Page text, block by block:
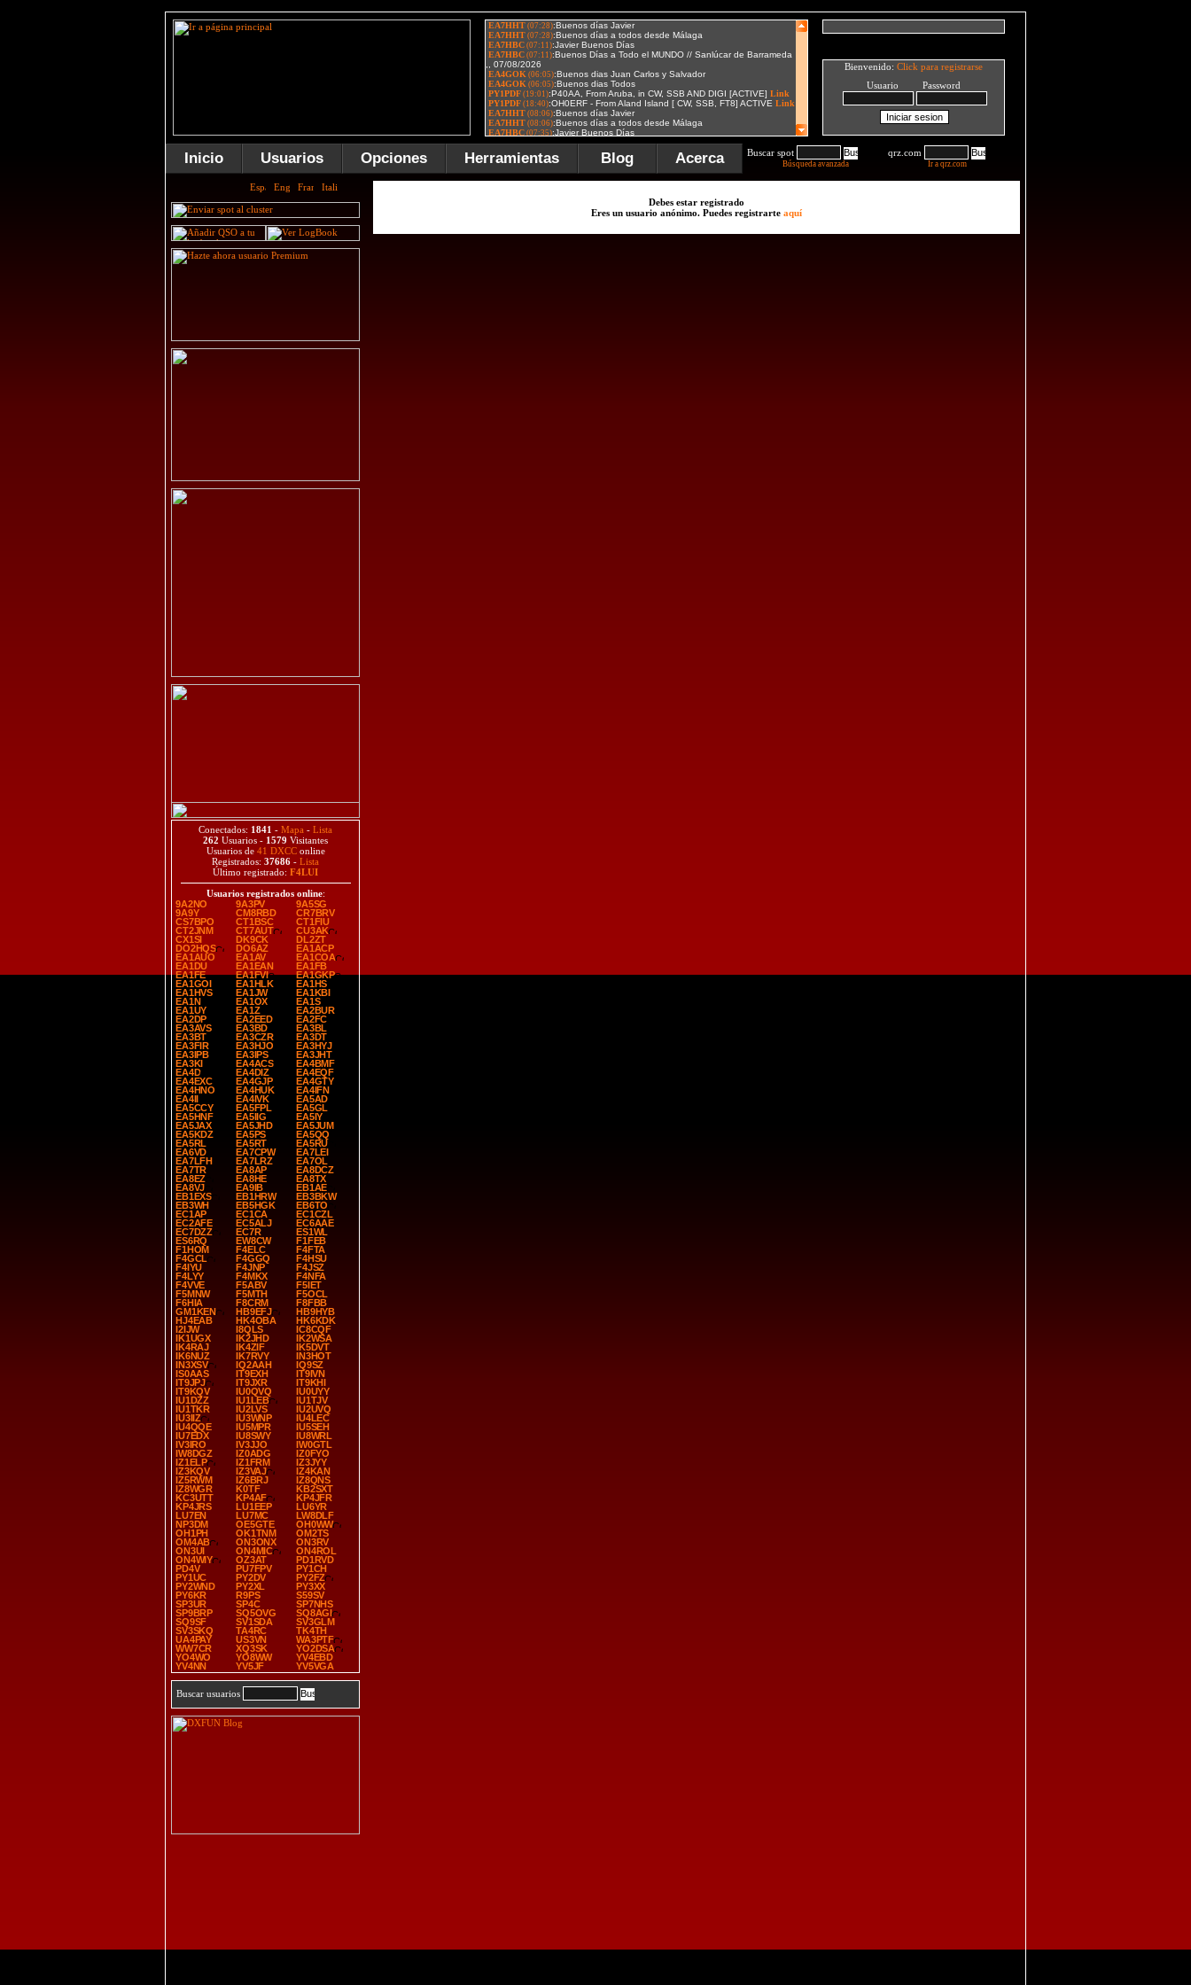
Bienvenido: Click para registrarse
Usuario Password
Inicio Usuarios Opciones Herramientas Blog Acerca Buscar spot
Búsqueda avanzada
qrz.com
Ir a qrz.com
Conectados: 1841 - Mapa - Lista
262 Usuarios - 1579 Visitantes
Usuarios de 41 DXCConline
Registrados: 37686 - Lista
Último registrado: F4LUI
Usuarios registrados online:
9A2NO
9A3PV
9A5SG
9A9Y
CM8RBD
CR7BRV
CS7BPO
CT1BSC
CT1FIU
CT2JNM
CT7AUT
CU3AK
CX1SI
DK9CK
DL2ZT
DO2HQS
DO6AZ
EA1ACP
EA1AUO
EA1AV
EA1COA
EA1DU
EA1EAN
EA1FB
EA1FE
EA1FVI
EA1GKP
EA1GOI
EA1HLK
EA1HS
EA1HVS
EA1JW
EA1KBI
EA1N
EA1OX
EA1S
EA1UY
EA1Z
EA2BUR
EA2DP
EA2EED
EA2FC
EA3AVS
EA3BD
EA3BL
EA3BT
EA3CZR
EA3DT
EA3FIR
EA3HJO
EA3HYJ
EA3IPB
EA3IPS
EA3JHT
EA3KI
EA4ACS
EA4BMF
EA4D
EA4DIZ
EA4EQF
EA4EXC
EA4GJP
EA4GTY
EA4HNO
EA4HUK
EA4IFN
EA4II
EA4IVK
EA5AD
EA5CCY
EA5FPL
EA5GL
EA5HNF
EA5IIG
EA5IY
EA5JAX
EA5JHD
EA5JUM
EA5KDZ
EA5PS
EA5QQ
EA5RL
EA5RT
EA5RU
EA6VD
EA7CPW
EA7LEI
EA7LFH
EA7LRZ
EA7OL
EA7TR
EA8AP
EA8DCZ
EA8EZ
EA8HE
EA8TX
EA8VJ
EA9IB
EB1AE
EB1EXS
EB1HRW
EB3BKW
EB3WH
EB5HGK
EB6TO
EC1AP
EC1CA
EC1CZL
EC2AFE
EC5ALJ
EC6AAE
EC7DZZ
EC7R
ES1WL
ES6RQ
EW8CW
F1FEB
F1HOM
F4ELC
F4FTA
F4GCL
F4GGQ
F4HSU
F4IYU
F4JNP
F4JSZ
F4LYY
F4MKX
F4NFA
F4VVE
F5ABV
F5IET
F5MNW
F5MTH
F5OCL
F6HIA
F8CRM
F8FBB
GM1KEN
HB9EFJ
HB9HYB
HJ4EAB
HK4OBA
HK6KDK
I2IJW
I8QLS
IC8CQF
IK1UGX
IK2JHD
IK2WSA
IK4RAJ
IK4ZIF
IK5DVT
IK6NUZ
IK7RVY
IN3HOT
IN3XSV
IQ2AAH
IQ9SZ
IS0AAS
IT9EXH
IT9IVN
IT9JPJ
IT9JXR
IT9KHI
IT9KQV
IU0QVQ
IU0UYY
IU1DZZ
IU1LEB
IU1TJV
IU1TKR
IU2LVS
IU2UVQ
IU3IIZ
IU3WNP
IU4LEC
IU4QQE
IU5MPR
IU5SEH
IU7EDX
IU8SWY
IU8WRL
IV3IRO
IV3JJO
IW0GTL
IW8DGZ
IZ0ADG
IZ0FYO
IZ1ELP
IZ1FRM
IZ3JYY
IZ3KQV
IZ3VAJ
IZ4KAN
IZ5RWM
IZ6BRJ
IZ8QNS
IZ8WGR
K0TF
KB2SXT
KC3UTT
KP4AF
KP4JFR
KP4JRS
LU1EEP
LU6YR
LU7EN
LU7MC
LW8DLF
NP3DM
OE5GTE
OH0WW
OH1PH
OK1TNM
OM2TS
OM4AB
ON3ONX
ON3RV
ON3UI
ON4MIC
ON4ROL
ON4WIY
OZ3AT
PD1RVD
PD4V
PU7FPV
PY1CH
PY1UC
PY2DV
PY2FZ
PY2WND
PY2XL
PY3XX
PY6KR
R9PS
S59SV
SP3UR
SP4C
SP7NHS
SP9BRP
SQ5OVG
SQ8AGI
SQ9SF
SV1SDA
SV3GLM
SV3SKQ
TA4RC
TK4TH
UA4PAY
US3VN
WA3PTF
WW7CR
XQ3SK
YO2DSA
YO4WO
YO8WW
YV4EBD
YV4NN
YV5JF YV5VGA
Buscar usuarios
Debes estar registrado
Eres un usuario anónimo. Puedes registrarte aquí